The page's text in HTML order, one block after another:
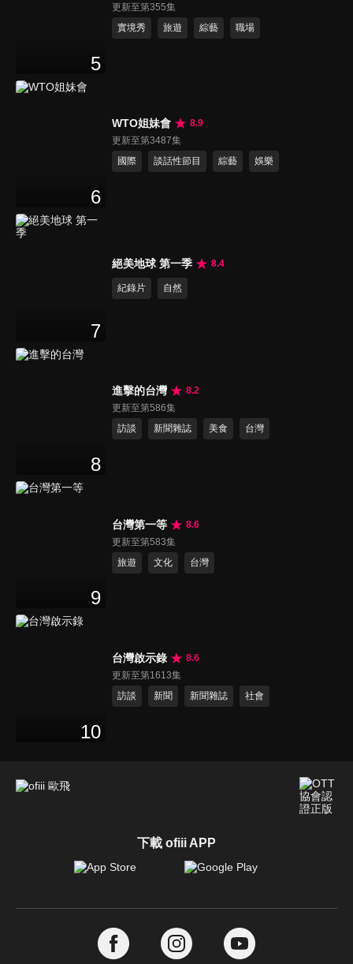
5
更新至第355集
實境秀
旅遊 綜藝 職場
6
WTO姐妹會
8.9
更新至第3487集
國際
談話性節目 綜藝 娛樂
7
絕美地球 第一季 8.4
紀錄片 自然
8
進擊的台灣
8.2
更新至第586集
訪談
新聞雜誌 美食 台灣
9
台灣第一等
8.6
更新至第583集
旅遊
文化 台灣
10
台灣啟示錄
8.6
更新至第1613集
訪談
新聞 新聞雜誌 社會
下載 ofiii APP